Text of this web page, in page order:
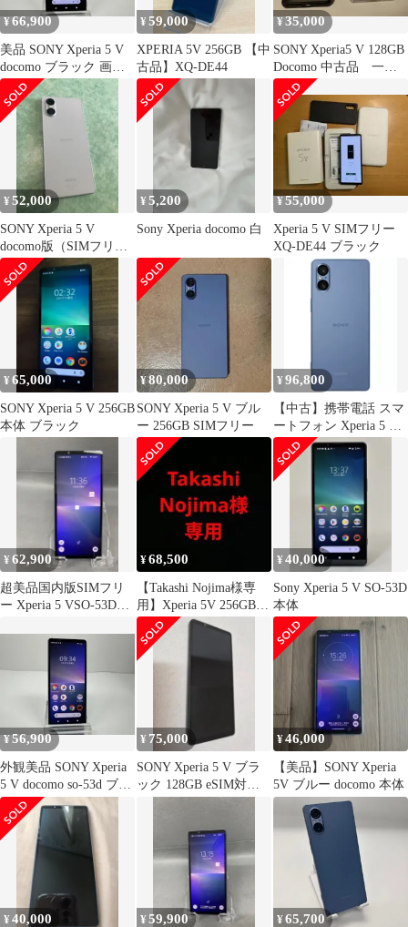
格安
¥66,900
美品 SONY Xperia 5 V
docomo ブラック 画面
不良なし
¥59,000
XPERIA 5V 256GB 【中
古品】XQ-DE44
¥35,000
SONY Xperia5 V 128GB
Docomo 中古品 一部
破損あり
¥52,000
SONY Xperia 5 V
docomo版（SIMフリ
ー） 本体
¥5,200
Sony Xperia docomo 白
¥55,000
Xperia 5 V SIMフリー
XQ-DE44 ブラック
¥65,000
SONY Xperia 5 V 256GB
本体 ブラック
¥80,000
SONY Xperia 5 V ブル
ー 256GB SIMフリー
¥96,800
【中古】携帯電話 スマ
ートフォン Xperia 5 V
8GB/256GB (SIMフリ
ー/ブルー) [XQ-DE44]
¥62,900
超美品国内版SIMフリ
ー Xperia 5 VSO-53D
¥68,500
【Takashi Nojima様専
用】Xperia 5V 256GB
シムフリー
¥40,000
Sony Xperia 5 V SO-53D
本体
¥56,900
外観美品 SONY Xperia
5 V docomo so-53d ブル
ー
¥ 75,000
SONY Xperia 5 V ブラ
ック 128GB eSIM対
¥46,000
【美品】SONY Xperia
5V ブルー docomo 本体
¥40,000 ¥59,900 ¥65,700